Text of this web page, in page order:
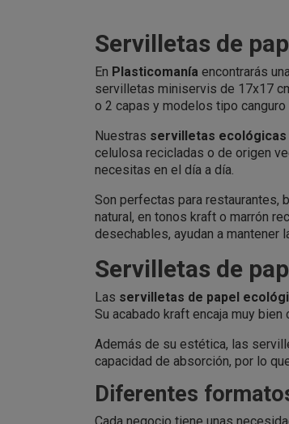
Servilletas de
En Plasticomanía encontrarás
servilletas miniservis de 17x17
o 2 capas y modelos tipo
Nuestras servilletas ecológicas
celulosa recicladas o de origen
necesitas en el día a día.
Son perfectas para restaurantes,
natural, en tonos kraft o marrón
desechables, ayudan a mantener
Servilletas de
Las servilletas de papel
Su acabado kraft encaja muy
Además de su estética, las
capacidad de absorción, por lo
Diferentes